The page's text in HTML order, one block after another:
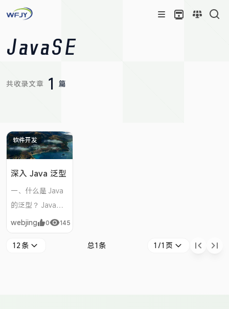
JavaSE
共收录文章 1 篇
软件开发
深入 Java 泛型
一、什么是 Java
的泛型？ Java的
泛型是 jdk1.5 引
入的一个新特性，
其特点就是将类型
webjing 0 145
12条 总1条 1/1页